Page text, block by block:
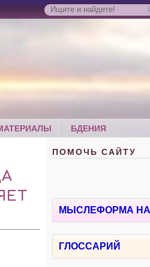
БДЕНИЯ
ПОМОЧЬ САЙТУ
МЫСЛЕФОРМА НА
ГЛОССАРИЙ